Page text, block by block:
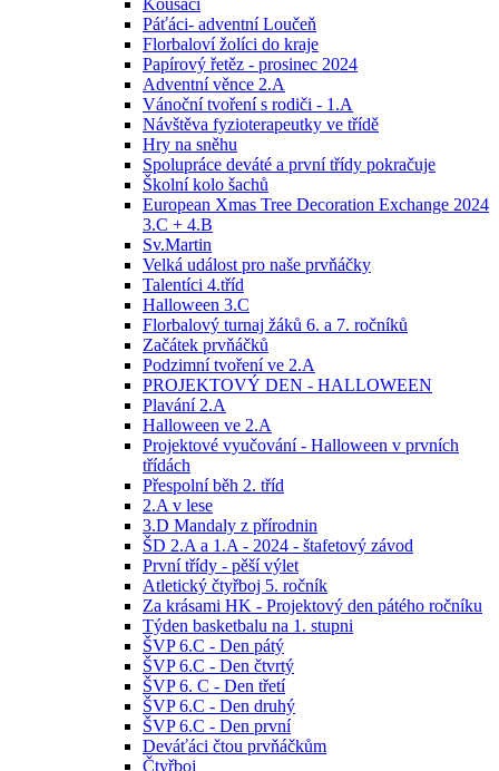
Kousáci
Páťáci- adventní Loučeň
Florbaloví žolíci do kraje
Papírový řetěz - prosinec 2024
Adventní věnce 2.A
Vánoční tvoření s rodiči - 1.A
Návštěva fyzioterapeutky ve třídě
Hry na sněhu
Spolupráce deváté a první třídy pokračuje
Školní kolo šachů
European Xmas Tree Decoration Exchange 2024
3.C + 4.B
Sv.Martin
Velká událost pro naše prvňáčky
Talentíci 4.tříd
Halloween 3.C
Florbalový turnaj žáků 6. a 7. ročníků
Začátek prvňáčků
Podzimní tvoření ve 2.A
PROJEKTOVÝ DEN - HALLOWEEN
Plavání 2.A
Halloween ve 2.A
Projektové vyučování - Halloween v prvních
třídách
Přespolní běh 2. tříd
2.A v lese
3.D Mandaly z přírodnin
ŠD 2.A a 1.A - 2024 - štafetový závod
První třídy - pěší výlet
Atletický čtyřboj 5. ročník
Za krásami HK - Projektový den pátého ročníku
Týden basketbalu na 1. stupni
ŠVP 6.C - Den pátý
ŠVP 6.C - Den čtvrtý
ŠVP 6. C - Den třetí
ŠVP 6.C - Den druhý
ŠVP 6.C - Den první
Deváťáci čtou prvňáčkům
Čtyřboj